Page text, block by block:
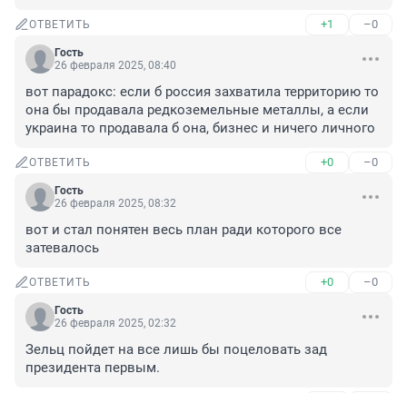
ОТВЕТИТЬ +1 –0
Гость
26 февраля 2025, 08:40
вот парадокс: если б россия захватила территорию то
она бы продавала редкоземельные металлы, а если
украина то продавала б она, бизнес и ничего личного
ОТВЕТИТЬ +0 –0
Гость
26 февраля 2025, 08:32
вот и стал понятен весь план ради которого все
затевалось
ОТВЕТИТЬ +0 –0
Гость
26 февраля 2025, 02:32
Зельц пойдет на все лишь бы поцеловать зад
президента первым.